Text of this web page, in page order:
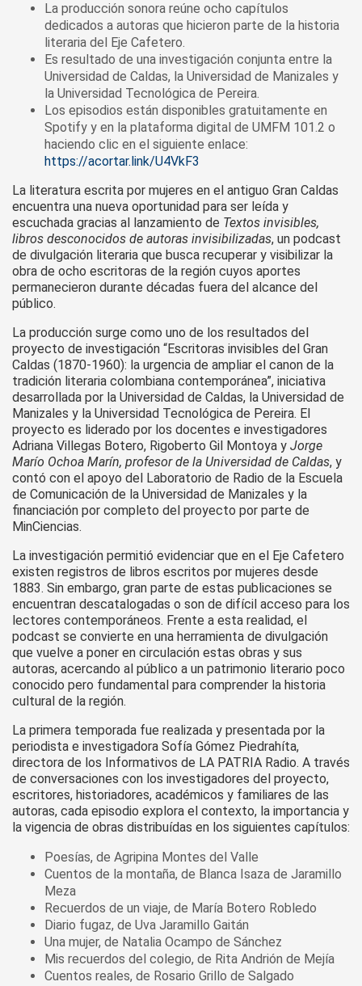
La producción sonora reúne ocho capítulos
dedicados a autoras que hicieron parte de la historia
literaria del Eje Cafetero.
Es resultado de una investigación conjunta entre la
Universidad de Caldas, la Universidad de Manizales y
la Universidad Tecnológica de Pereira.
Los episodios están disponibles gratuitamente en
Spotify y en la plataforma digital de UMFM 101.2 o
haciendo clic en el siguiente enlace:
https://acortar.link/U4VkF3
La literatura escrita por mujeres en el antiguo Gran Caldas
encuentra una nueva oportunidad para ser leída y
escuchada gracias al lanzamiento de Textos invisibles,
libros desconocidos de autoras invisibilizadas, un podcast
de divulgación literaria que busca recuperar y visibilizar la
obra de ocho escritoras de la región cuyos aportes
permanecieron durante décadas fuera del alcance del
público.
La producción surge como uno de los resultados del
proyecto de investigación “Escritoras invisibles del Gran
Caldas (1870-1960): la urgencia de ampliar el canon de la
tradición literaria colombiana contemporánea”, iniciativa
desarrollada por la Universidad de Caldas, la Universidad de
Manizales y la Universidad Tecnológica de Pereira. El
proyecto es liderado por los docentes e investigadores
Adriana Villegas Botero, Rigoberto Gil Montoya y Jorge
Marío Ochoa Marín, profesor de la Universidad de Caldas, y
contó con el apoyo del Laboratorio de Radio de la Escuela
de Comunicación de la Universidad de Manizales y la
financiación por completo del proyecto por parte de
MinCiencias.
La investigación permitió evidenciar que en el Eje Cafetero
existen registros de libros escritos por mujeres desde
1883. Sin embargo, gran parte de estas publicaciones se
encuentran descatalogadas o son de difícil acceso para los
lectores contemporáneos. Frente a esta realidad, el
podcast se convierte en una herramienta de divulgación
que vuelve a poner en circulación estas obras y sus
autoras, acercando al público a un patrimonio literario poco
conocido pero fundamental para comprender la historia
cultural de la región.
La primera temporada fue realizada y presentada por la
periodista e investigadora Sofía Gómez Piedrahíta,
directora de los Informativos de LA PATRIA Radio. A través
de conversaciones con los investigadores del proyecto,
escritores, historiadores, académicos y familiares de las
autoras, cada episodio explora el contexto, la importancia y
la vigencia de obras distribuídas en los siguientes capítulos:
Poesías, de Agripina Montes del Valle
Cuentos de la montaña, de Blanca Isaza de Jaramillo
Meza
Recuerdos de un viaje, de María Botero Robledo
Diario fugaz, de Uva Jaramillo Gaitán
Una mujer, de Natalia Ocampo de Sánchez
Mis recuerdos del colegio, de Rita Andrión de Mejía
Cuentos reales, de Rosario Grillo de Salgado